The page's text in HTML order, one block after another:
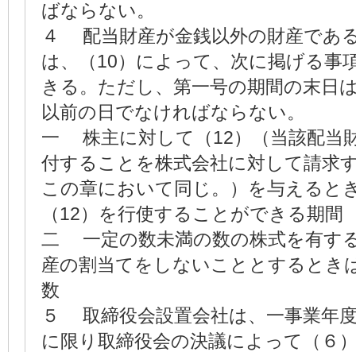
ばならない。
４ 配当財産が金銭以外の財産であ
は、（10）によって、次に掲げる事
きる。ただし、第一号の期間の末日
以前の日でなければならない。
一 株主に対して（12）（当該配当
付することを株式会社に対して請求
この章において同じ。）を与えると
（12）を行使することができる期間
二 一定の数未満の数の株式を有す
産の割当てをしないこととするとき
数
５ 取締役会設置会社は、一事業年
に限り取締役会の決議によって（６